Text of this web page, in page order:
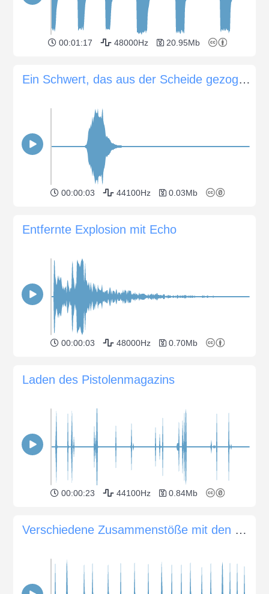
00:01:17 48000Hz 20.95Mb
Ein Schwert, das aus der Scheide gezogen wird
00:00:03 44100Hz 0.03Mb
Entfernte Explosion mit Echo
00:00:03 48000Hz 0.70Mb
Laden des Pistolenmagazins
00:00:23 44100Hz 0.84Mb
Verschiedene Zusammenstöße mit den mittelalterlichen Schwertern